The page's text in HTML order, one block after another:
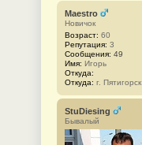
Maestro
Новичок
Возраст: 60
Репутация: 3
Сообщения: 49
Имя: Игорь
Откуда:
Откуда: г. Пятигорск
StuDiesing
Бывалый